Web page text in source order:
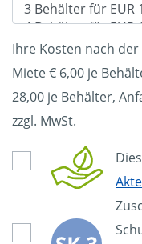
Ihre Kosten nach
Miete € 6,00 je
28,00 je Behälter,
zzgl. MwSt.